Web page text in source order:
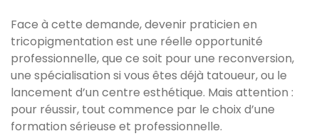
Face à cette demande, devenir praticien en
tricopigmentation est une réelle opportunité
professionnelle, que ce soit pour une reconversion,
une spécialisation si vous êtes déjà tatoueur, ou le
lancement d’un centre esthétique. Mais attention :
pour réussir, tout commence par le choix d’une
formation sérieuse et professionnelle.